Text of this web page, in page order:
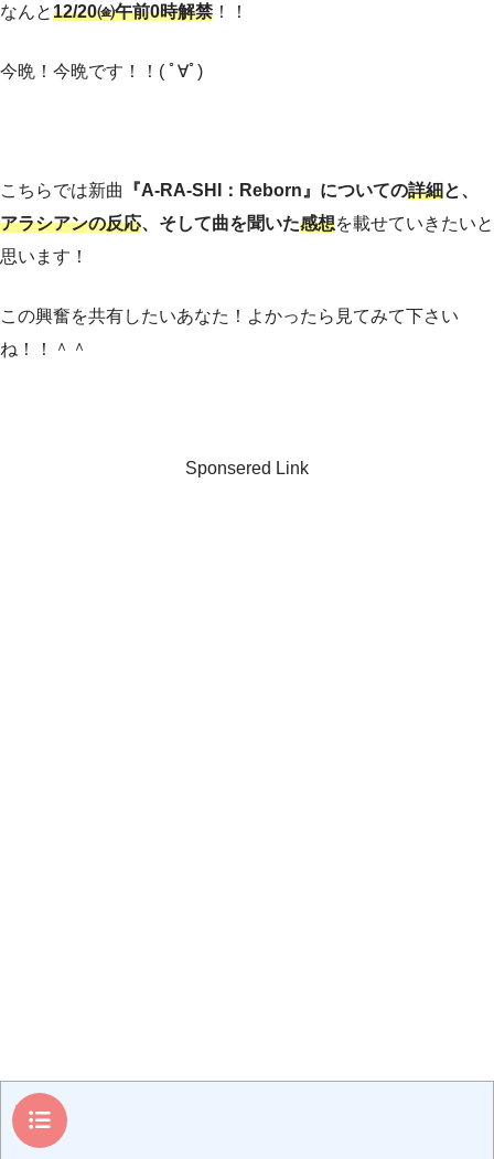
なんと12/20㈮午前0時解禁 ！！
今晩！今晩です！！( ﾟ∀ﾟ)
こちらでは新曲 『A-RA-SHI：Reborn』についての詳細と、
アラシアンの反応、そして曲を聞いた感想を載せていきたいと
思います！
この興奮を共有したいあなた！よかったら見てみて下さい
ね！！＾＾
Sponsered Link
目次